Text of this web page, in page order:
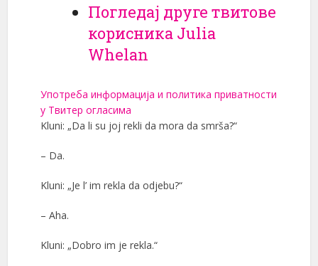
Погледај друге твитове
корисника Julia
Whelan
Употреба информација и политика приватности
у Твитер огласима
Kluni: „Da li su joj rekli da mora da smrša?“
– Da.
Kluni: „Je l’ im rekla da odjebu?“
– Aha.
Kluni: „Dobro im je rekla.“